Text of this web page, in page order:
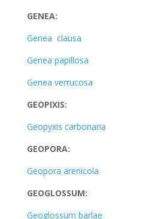
GENEA:
Genea clausa
Genea papillosa
Genea verrucosa
GEOPIXIS:
Geopyxis carbonaria
GEOPORA:
Geopora arenicola
GEOGLOSSUM:
Geoglossum barlae